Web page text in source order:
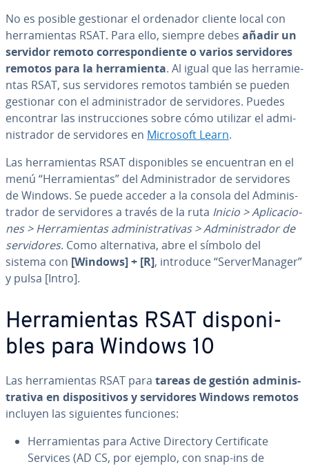
No es posible gestionar el ordenador cliente local con
he­rra­mie­n­tas RSAT. Para ello, siempre debes añadir un
servidor remoto co­rre­s­po­n­die­n­te o varios se­r­vi­do­res
remotos para la he­rra­mie­n­ta. Al igual que las he­rra­mie­
n­tas RSAT, sus se­r­vi­do­res remotos también se pueden
gestionar con el ad­mi­ni­s­tra­dor de se­r­vi­do­res. Puedes
encontrar las in­s­tru­c­cio­nes sobre cómo utilizar el ad­mi­
ni­s­tra­dor de se­r­vi­do­res en Microsoft Learn.
Las he­rra­mie­n­tas RSAT di­s­po­ni­bles se en­cue­n­tran en el
menú “He­rra­mie­n­tas” del Ad­mi­ni­s­tra­dor de se­r­vi­do­res
de Windows. Se puede acceder a la consola del Ad­mi­ni­s­
tra­dor de se­r­vi­do­res a través de la ruta Inicio > Apli­ca­cio­
nes > He­rra­mie­n­tas ad­mi­ni­s­tra­ti­vas > Ad­mi­ni­s­tra­dor de
se­r­vi­do­res. Como al­te­r­na­ti­va, abre el símbolo del
sistema con [Windows] + [R], introduce “Se­r­ve­r­Ma­na­ger”
y pulsa [Intro].
He­rra­mie­n­tas RSAT di­s­po­ni­
bles para Windows 10
Las he­rra­mie­n­tas RSAT para tareas de gestión ad­mi­ni­s­
tra­ti­va en di­s­po­si­ti­vos y se­r­vi­do­res Windows remotos
incluyen las si­guie­n­tes funciones:
He­rra­mie­n­tas para Active Directory Ce­r­ti­fi­ca­te
Services (AD CS, por ejemplo, con snap-ins de